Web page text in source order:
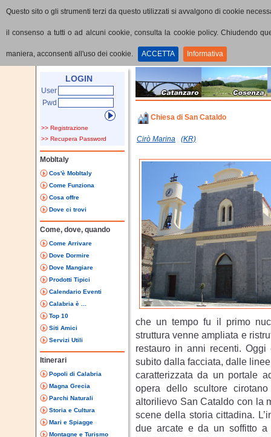
Questo sito o gli strumenti terzi da questo utilizzati si avvalgono di cookie
il consenso a tutti o ad alcuni cookie, consulta la cookie policy. Chiudendo
maniera, acconsenti all'uso dei cookie. ACCETTA Informativa
Dettaglio PoI
LOGIN
User
Pwd
>> Registrazione
>> Recupera Password
MobItaly
Cos'è MobItaly
Come Funziona
Cosa offre
Dove ci trovi
Come, dove, quando
Come Arrivare
Dove Dormire
Dove Mangiare
Prodotti Tipici
Calendario Eventi
Calabria è ...
Top 10
Siti Amici
Servizi Utili
Itinerari
Popoli di Calabria
Magna Grecia
Parchi Naturali
Storia e Cultura
Mari e Spiagge
Montagne e Turismo
Chiesa di San Cataldo
Cirò Marina (KR)
che un tempo fu il primo
struttura venne ampliata e
restauro in anni recenti.
subito dalla facciata, dalle
caratterizzata da un portale
opera dello scultore
altorilievo San Cataldo con la
scene della storia cittadina.
due arcate e da un soffitto a